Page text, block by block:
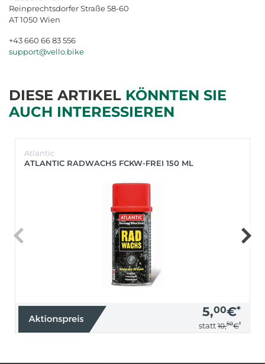
Reinprechtsdorfer Straße 58-60
AT 1050 Wien
+43 660 66 83 556
support@vello.bike
DIESE ARTIKEL KÖNNTEN SIE
AUCH INTERESSIEREN
Atlantic
ATLANTIC RADWACHS FCKW-FREI 150 ML
5,00€*
statt 10,50€*